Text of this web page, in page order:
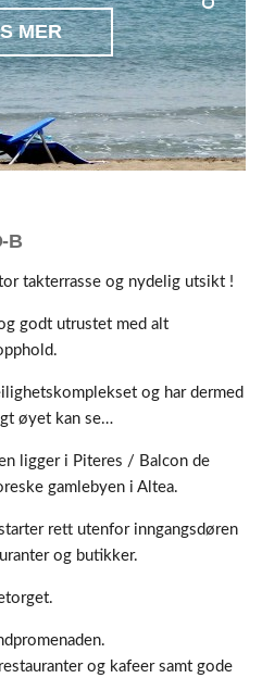
MER
B
takterrasse og nydelig utsikt !
godt utrustet med alt
og har dermed
øyet kan se…
ligger i Piteres / Balcon de
gamlebyen i Altea.
rett utenfor inngangsdøren
og butikker.
og kafeer samt gode